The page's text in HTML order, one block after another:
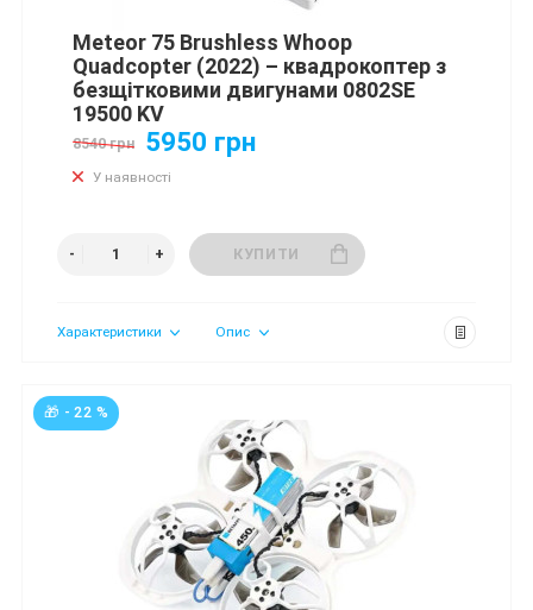
Meteor 75 Brushless Whoop
Quadcopter (2022) – квадрокоптер з
безщітковими двигунами 0802SE
19500 KV
8540 грн 5950 грн
У наявності
КУПИТИ
Характеристики Опис
🎁 - 22 %